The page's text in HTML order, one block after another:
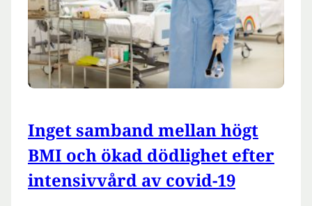
Inget samband mellan högt
BMI och ökad dödlighet efter
intensivvård av covid-19